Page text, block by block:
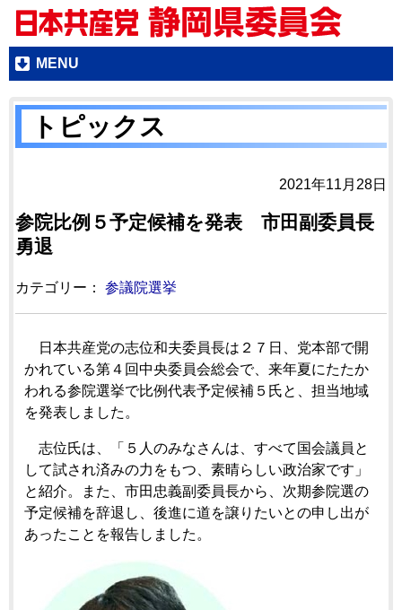
MENU
トピックス
2021年11月28日
参院比例５予定候補を発表 市田副委員長
勇退
カテゴリー： 参議院選挙
日本共産党の志位和夫委員長は２７日、党本部で開
かれている第４回中央委員会総会で、来年夏にたたか
われる参院選挙で比例代表予定候補５氏と、担当地域
を発表しました。
志位氏は、「５人のみなさんは、すべて国会議員と
して試され済みの力をもつ、素晴らしい政治家です」
と紹介。また、市田忠義副委員長から、次期参院選の
予定候補を辞退し、後進に道を譲りたいとの申し出が
あったことを報告しました。